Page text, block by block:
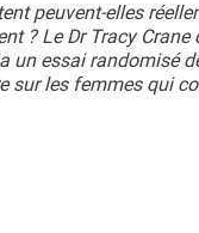
peuvent-elles
? Le Dr Tracy
un essai randomisé
sur les femmes qui